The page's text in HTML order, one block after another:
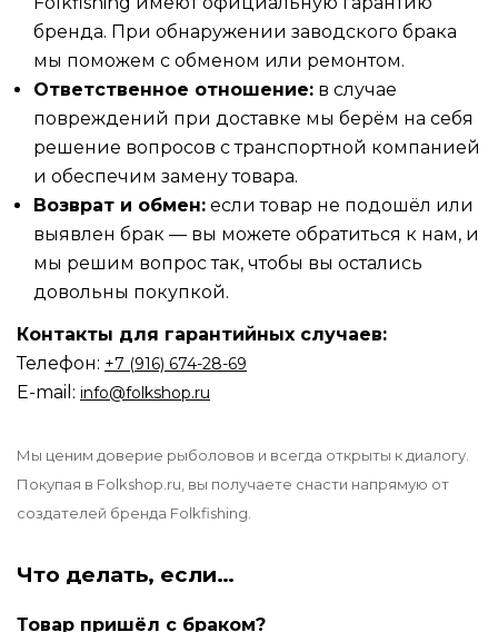
бренда. При обнаружении заводского брака
мы поможем с обменом или ремонтом.
Ответственное отношение: в случае
повреждений при доставке мы берём на себя
решение вопросов с транспортной компанией
и обеспечим замену товара.
Возврат и обмен: если товар не подошёл или
выявлен брак — вы можете обратиться к нам, и
мы решим вопрос так, чтобы вы остались
довольны покупкой.
Контакты для гарантийных случаев:
Телефон: ‪‪+7 (916) 674-28-69
E-mail: info@folkshop.ru
Мы ценим доверие рыболовов и всегда открыты к диалогу.
Покупая в Folkshop.ru, вы получаете снасти напрямую от
создателей бренда Folkfishing.
Что делать, если…
Товар пришёл с браком?